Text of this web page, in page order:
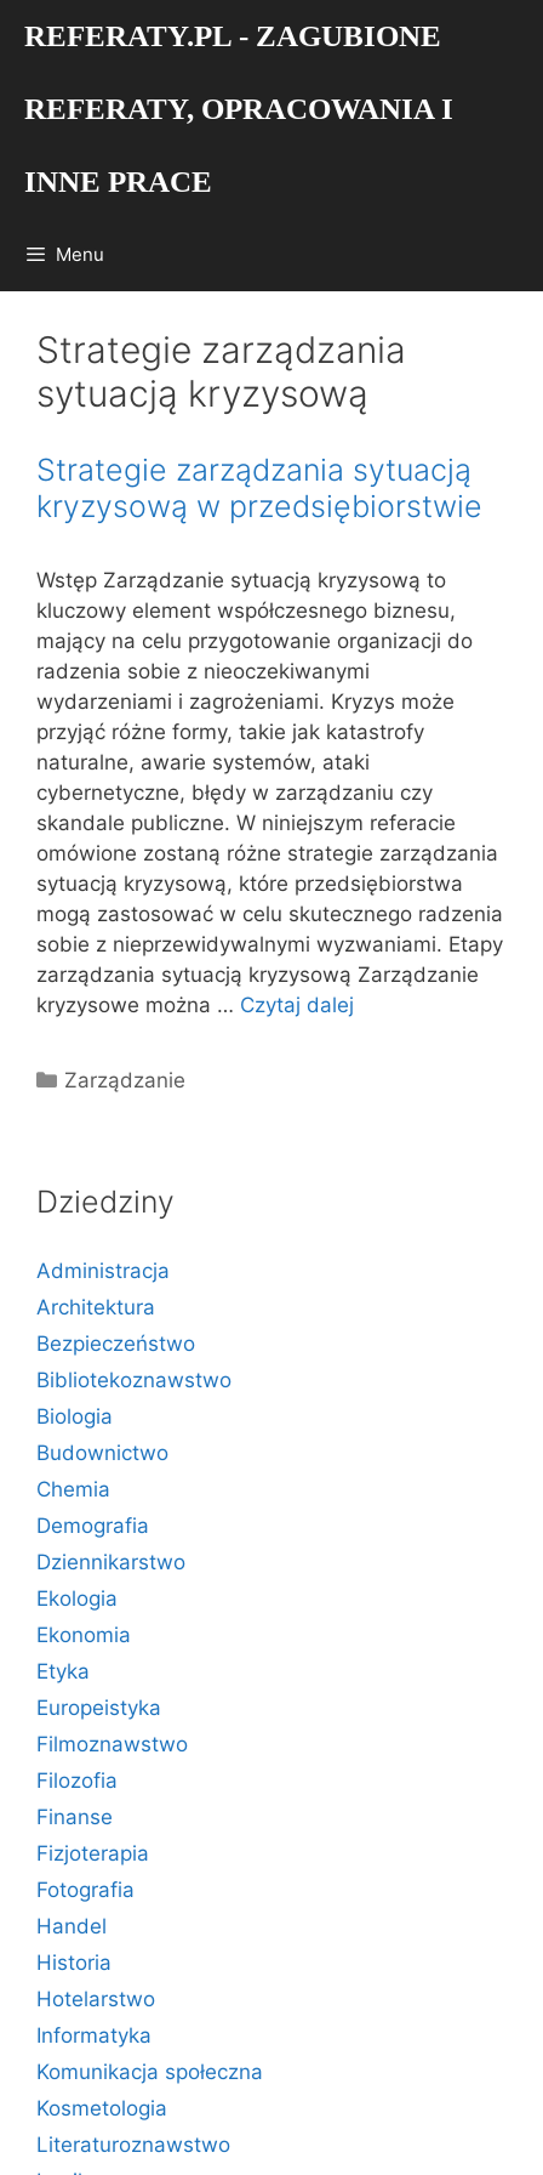
REFERATY.PL - ZAGUBIONE
REFERATY, OPRACOWANIA I
INNE PRACE
Menu
Strategie zarządzania
sytuacją kryzysową
Strategie zarządzania sytuacją
kryzysową w przedsiębiorstwie
Wstęp Zarządzanie sytuacją kryzysową to
kluczowy element współczesnego biznesu,
mający na celu przygotowanie organizacji do
radzenia sobie z nieoczekiwanymi
wydarzeniami i zagrożeniami. Kryzys może
przyjąć różne formy, takie jak katastrofy
naturalne, awarie systemów, ataki
cybernetyczne, błędy w zarządzaniu czy
skandale publiczne. W niniejszym referacie
omówione zostaną różne strategie zarządzania
sytuacją kryzysową, które przedsiębiorstwa
mogą zastosować w celu skutecznego radzenia
sobie z nieprzewidywalnymi wyzwaniami. Etapy
zarządzania sytuacją kryzysową Zarządzanie
kryzysowe można … Czytaj dalej
Kategorie
Zarządzanie
Dziedziny
Administracja
Architektura
Bezpieczeństwo
Bibliotekoznawstwo
Biologia
Budownictwo
Chemia
Demografia
Dziennikarstwo
Ekologia
Ekonomia
Etyka
Europeistyka
Filmoznawstwo
Filozofia
Finanse
Fizjoterapia
Fotografia
Handel
Historia
Hotelarstwo
Informatyka
Komunikacja społeczna
Kosmetologia
Literaturoznawstwo